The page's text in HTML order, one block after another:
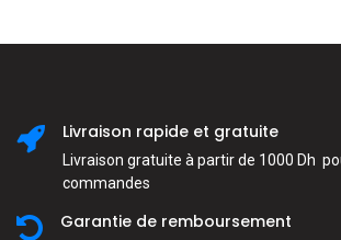
Livraison rapide et gratuite
Livraison gratuite à partir de 1000 Dh
commandes
Garantie de remboursement